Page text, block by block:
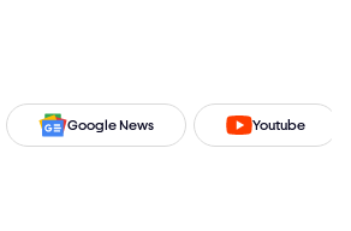
Google News Youtube